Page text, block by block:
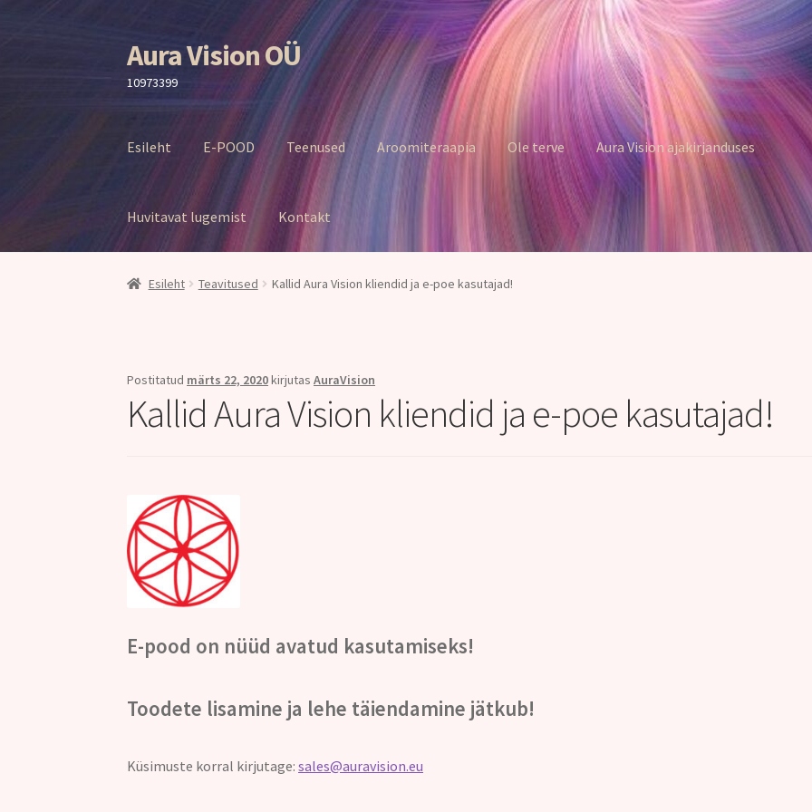
Liigu
navigeerimisele
Liigu
sisu
juurde
Aura Vision OÜ
10973399
Esileht E-POOD Teenused Aroomiteraapia Ole terve Aura Vision ajakirjanduses
Huvitavat lugemist Kontakt
Esileht Teavitused Kallid Aura Vision kliendid ja e-poe kasutajad!
Postitatud märts 22, 2020kirjutasAuraVision
Kallid Aura Vision kliendid ja e-poe kasutajad!
E-pood on nüüd avatud kasutamiseks!
Toodete lisamine ja lehe täiendamine jätkub!
Küsimuste korral kirjutage:sales@auravision.eu